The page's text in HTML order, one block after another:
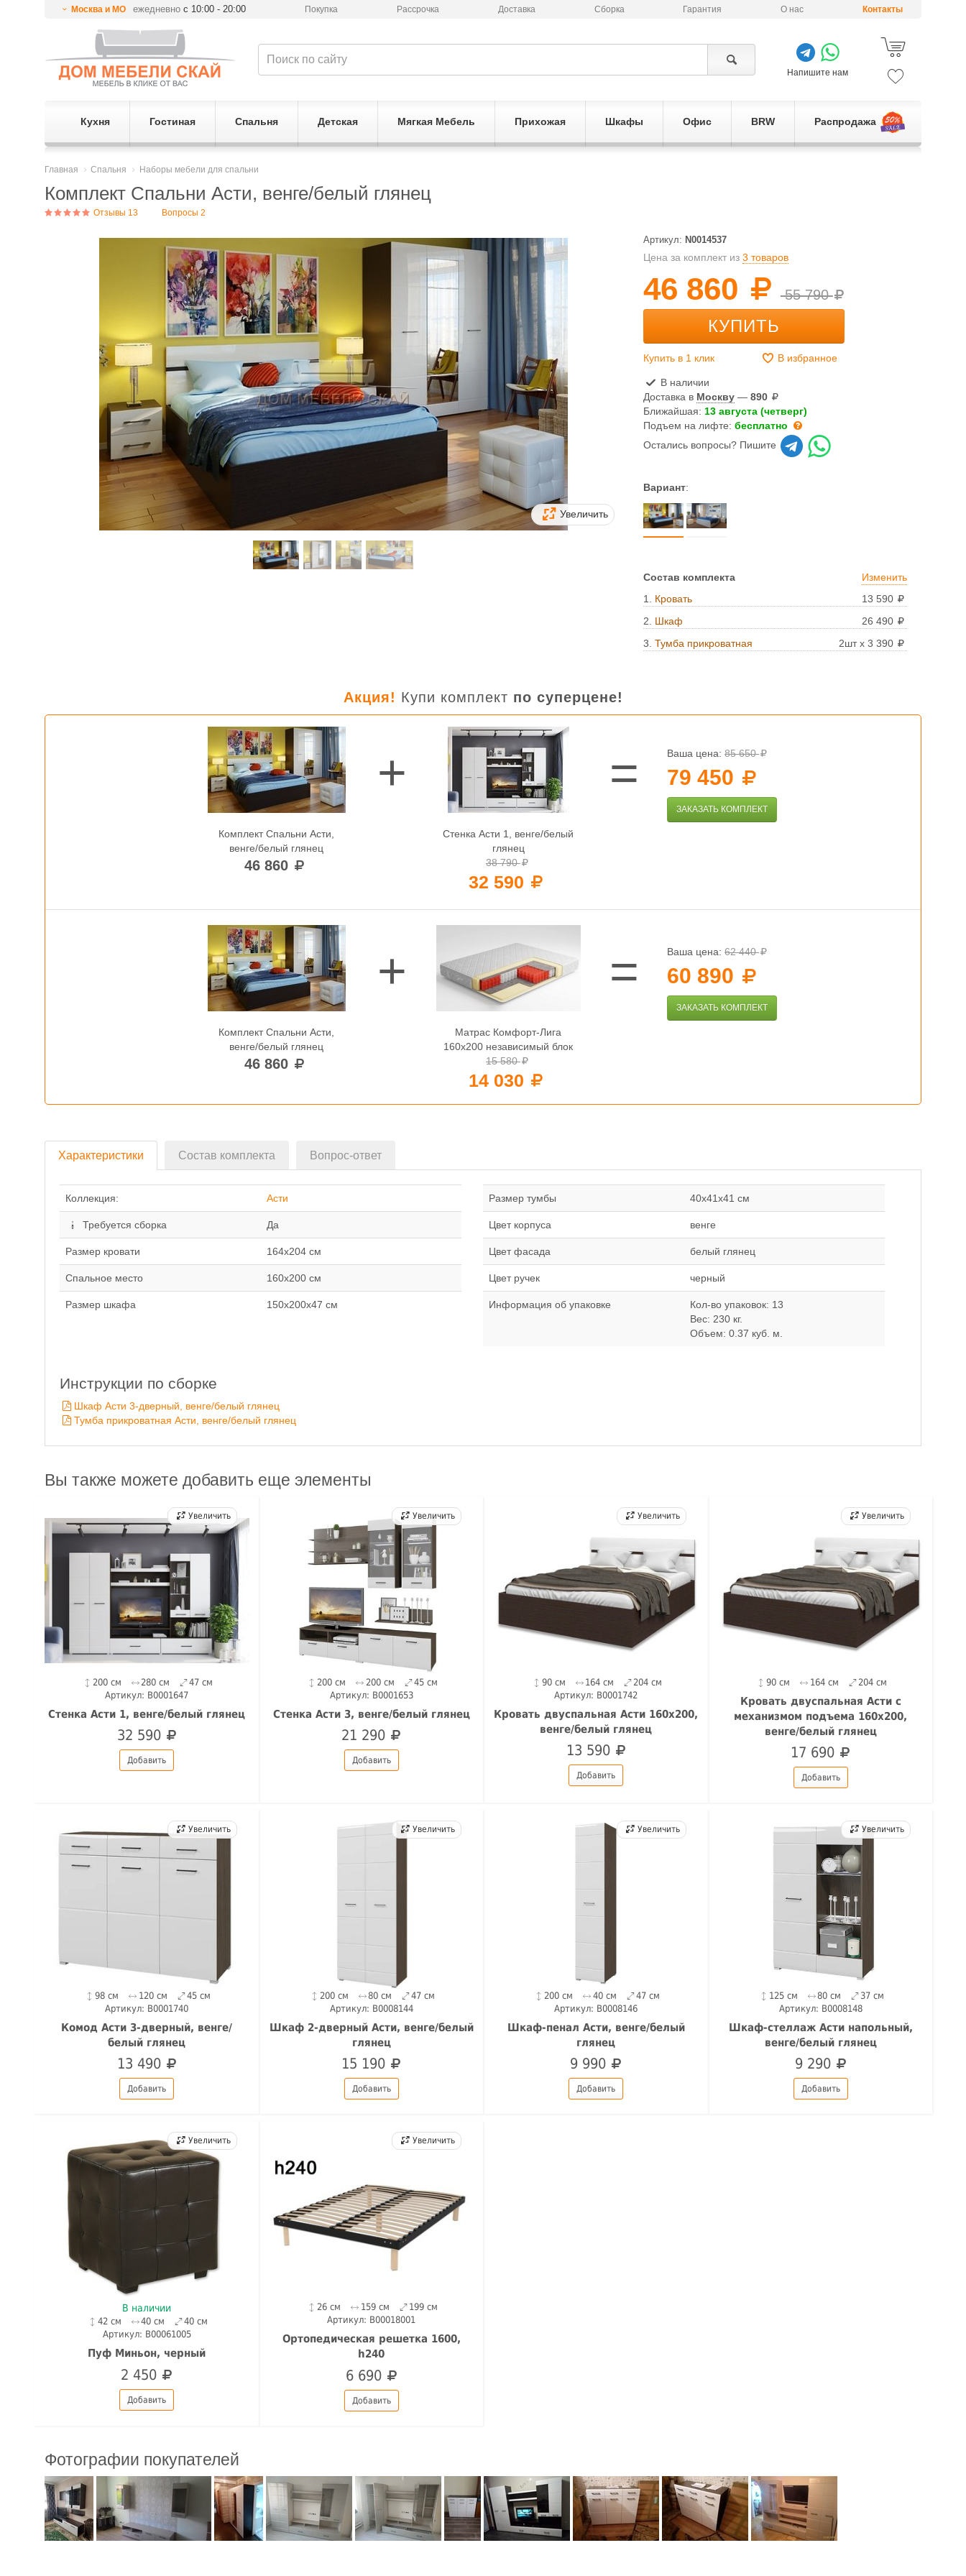
Москва и МО ежедневнос 10:00 - 20:00 Покупка Рассрочка Доставка Сборка Гарантия О нас Контакты
Напишите нам
Кухня Гостиная Спальня Детская Мягкая Мебель Прихожая Шкафы Офис BRW Распродажа
Главная Спальня Наборы мебели для спальни
Комплект Спальни Асти, венге/белый глянец
Отзывы 13 Вопросы 2
Увеличить
Артикул: N0014537
Цена за комплект из3 товаров
46 860 55 790
КУПИТЬ
Купить в 1 клик В избранное
В наличии
Доставка в Москву —890
Ближайшая: 13 августа (четверг)
Подъем на лифте:бесплатно
Остались вопросы? Пишите
Вариант:
Состав комплекта
Изменить
1.
Кровать
13 590
2.
Шкаф
26 490
3. Тумба прикроватная 2шт x 3 390
Акция! Купи комплект по суперцене!
Комплект Спальни Асти,
венге/белый глянец
46 860
Стенка Асти 1, венге/белый
глянец
38 790
32 590
Ваша цена:85 650
79 450
ЗАКАЗАТЬ КОМПЛЕКТ
Комплект Спальни Асти,
венге/белый глянец
46 860
Матрас Комфорт-Лига
160х200 независимый блок
15 580
14 030
Ваша цена:62 440
60 890
ЗАКАЗАТЬ КОМПЛЕКТ
Характеристики Состав комплекта Вопрос-ответ
Коллекция: Асти
Требуется сборка Да
Размер кровати 164х204 см
Спальное место 160х200 см
Размер шкафа 150х200х47 см
Размер тумбы 40х41х41 см
Цвет корпуса венге
Цвет фасада белый глянец
Цвет ручек черный
Информация об упаковке
Кол-во упаковок: 13
Вес: 230 кг.
Объем: 0.37 куб. м.
Инструкции по сборке
Шкаф Асти 3-дверный, венге/белый глянец
Тумба прикроватная Асти, венге/белый глянец
Вы также можете добавить еще элементы
Увеличить
200 см 280 см
47 см
Артикул: B0001647
Стенка Асти 1, венге/белый глянец
32 590
Добавить
Увеличить
200 см 200 см
45 см
Артикул: B0001653
Стенка Асти 3, венге/белый глянец
21 290
Добавить
Увеличить
90 см 164 см
204 см
Артикул: B0001742
Кровать двуспальная Асти 160х200,
венге/белый глянец
13 590
Добавить
Увеличить
90 см 164 см 204 см
Кровать двуспальная Асти с
механизмом подъема 160х200,
венге/белый глянец
17 690
Добавить
Увеличить
98 см 120 см
45 см
Артикул: B0001740
Комод Асти 3-дверный, венге/
белый глянец
13 490
Добавить
Увеличить
200 см 80 см
47 см
Артикул: B0008144
Шкаф 2-дверный Асти, венге/белый
глянец
15 190
Добавить
Увеличить
200 см 40 см
47 см
Артикул: B0008146
Шкаф-пенал Асти, венге/белый
глянец
9 990
Добавить
Увеличить
125 см 80 см
37 см
Артикул: B0008148
Шкаф-стеллаж Асти напольный,
венге/белый глянец
9 290
Добавить
Увеличить
В наличии
42 см 40 см
40 см
Артикул: B00061005
Пуф Миньон, черный
2 450
Добавить
Увеличить
26 см 159 см
199 см
Артикул: B00018001
Ортопедическая решетка 1600,
h240
6 690
Добавить
Фотографии покупателей